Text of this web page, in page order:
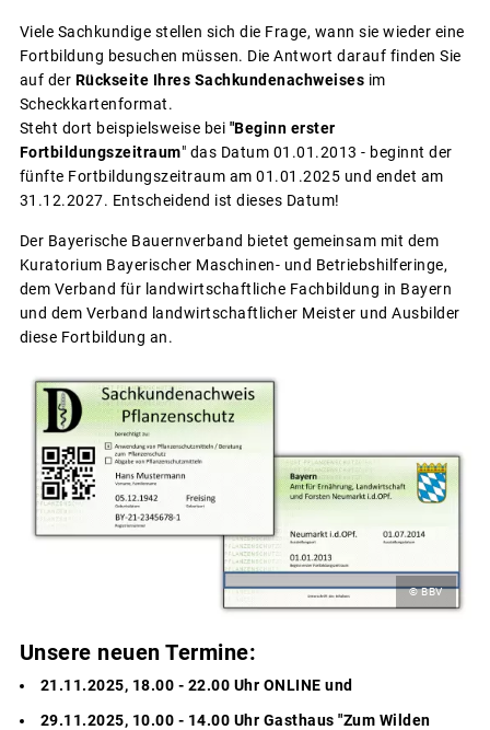
Viele Sachkundige stellen sich die Frage, wann sie wieder eine
Fortbildung besuchen müssen. Die Antwort darauf finden Sie
auf der Rückseite Ihres Sachkundenachweises im
Scheckkartenformat.
Steht dort beispielsweise bei "Beginn erster
Fortbildungszeitraum" das Datum 01.01.2013 - beginnt der
fünfte Fortbildungszeitraum am 01.01.2025 und endet am
31.12.2027. Entscheidend ist dieses Datum!
Der Bayerische Bauernverband bietet gemeinsam mit dem
Kuratorium Bayerischer Maschinen- und Betriebshilferinge,
dem Verband für landwirtschaftliche Fachbildung in Bayern
und dem Verband landwirtschaftlicher Meister und Ausbilder
diese Fortbildung an.
© BBV
Unsere neuen Termine:
21.11.2025, 18.00 - 22.00 Uhr ONLINE und
29.11.2025, 10.00 - 14.00 Uhr Gasthaus "Zum Wilden